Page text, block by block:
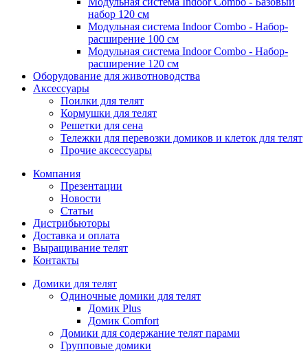
набор 120 см
Модульная система Indoor Combo - Набор-
расширение 100 см
Модульная система Indoor Combo - Набор-
расширение 120 см
Оборудование для животноводства
Аксессуары
Поилки для телят
Кормушки для телят
Решетки для сена
Тележки для перевозки домиков и клеток для телят
Прочие аксессуары
Компания
Презентации
Новости
Статьи
Дистрибьюторы
Доставка и оплата
Выращивание телят
Контакты
Домики для телят
Одиночные домики для телят
Домик Plus
Домик Comfort
Домики для содержание телят парами
Групповые домики